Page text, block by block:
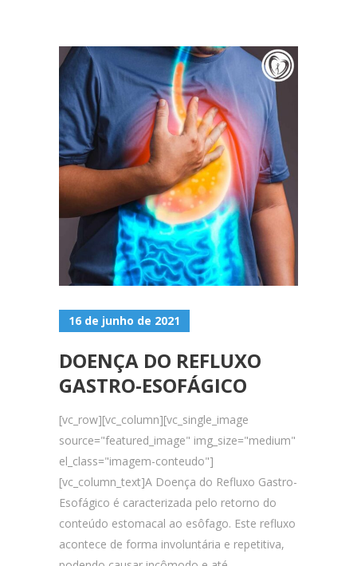
16 de junho de 2021
DOENÇA DO REFLUXO
GASTRO-ESOFÁGICO
[vc_row][vc_column][vc_single_image
source="featured_image" img_size="medium"
el_class="imagem-conteudo"]
[vc_column_text]A Doença do Refluxo Gastro-
Esofágico é caracterizada pelo retorno do
conteúdo estomacal ao esôfago. Este refluxo
acontece de forma involuntária e repetitiva,